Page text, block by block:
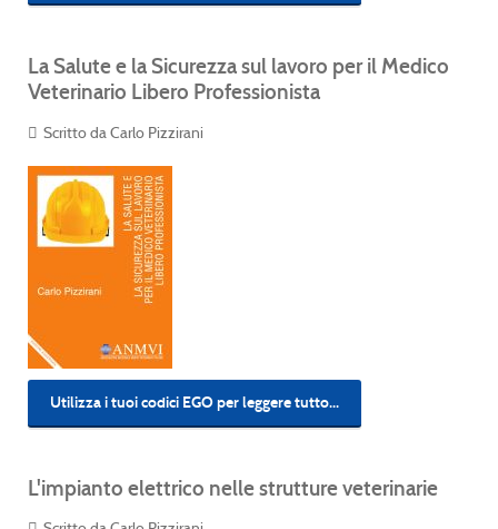
La Salute e la Sicurezza sul lavoro per il Medico
Veterinario Libero Professionista
Scritto da Carlo Pizzirani
Utilizza i tuoi codici EGO per leggere tutto...
L'impianto elettrico nelle strutture veterinarie